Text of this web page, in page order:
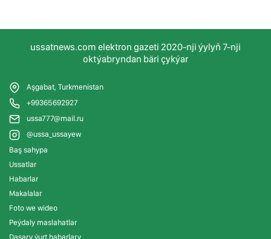
ussatnews.com elektron gazeti 2020-nji ýylyň 7-nji
oktýabryndan bäri çykýar
Aşgabat, Turkmenistan
+99365692927
ussa777@mail.ru
@ussa_ussayew
Baş sahypa
Ussatlar
Habarlar
Makalalar
Foto we wideo
Peýdaly maslahatlar
Daşary ýurt habarlary